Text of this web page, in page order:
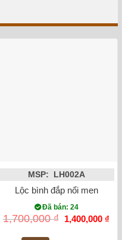
Bát Tràng số 8
MSP: LH002A
Lộc bình đắp nổi men rạn
Đã bán: 24
1,700,000₫
Giá
gốc
1,400,000 ₫